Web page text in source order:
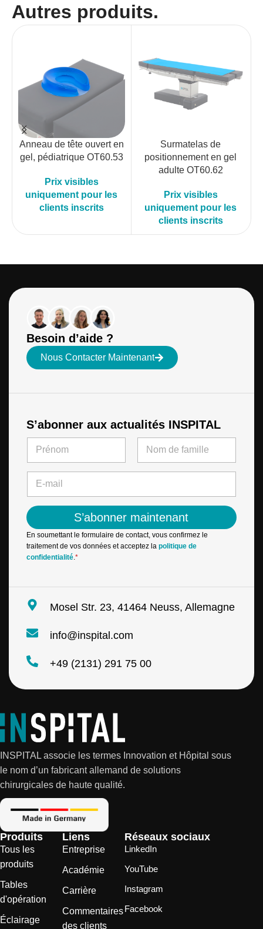
Autres produits.
Anneau de tête ouvert en
gel, pédiatrique OT60.53
Prix visibles
uniquement pour les
clients inscrits
Surmatelas de
positionnement en gel
adulte OT60.62
Prix visibles
uniquement pour les
clients inscrits
Besoin d’aide ?
Nous Contacter Maintenant
S’abonner aux actualités INSPITAL
m
m
a
i
l
*
S’abonner maintenant
En soumettant le formulaire de contact, vous confirmez le
traitement de vos données et acceptez la politique de
confidentialité.*
Mosel Str. 23, 41464 Neuss, Allemagne
info@inspital.com
+49 (2131) 291 75 00
INSPITAL associe les termes Innovation et Hôpital sous
le nom d’un fabricant allemand de solutions
chirurgicales de haute qualité.
Produits
Tous les
produits
Tables
d'opération
Éclairage
Liens
Entreprise
Académie
Carrière
Commentaires
des clients
Réseaux sociaux
LinkedIn
YouTube
Instagram
Facebook